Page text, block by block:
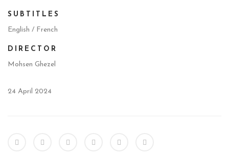
SUBTITLES
English / French
DIRECTOR
Mohsen Ghezel
24 April 2024